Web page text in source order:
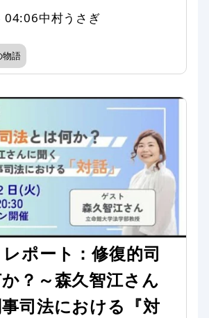
04:06中村うさぎ
物語
ポート：修復的司
？～森久智江さん
司法における『対